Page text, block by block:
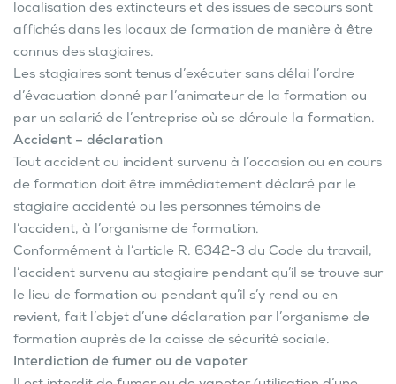
localisation des extincteurs et des issues de secours sont
affichés dans les locaux de formation de manière à être
connus des stagiaires.
Les stagiaires sont tenus d’exécuter sans délai l’ordre
d’évacuation donné par l’animateur de la formation ou
par un salarié de l’entreprise où se déroule la formation.
Accident – déclaration
Tout accident ou incident survenu à l’occasion ou en cours
de formation doit être immédiatement déclaré par le
stagiaire accidenté ou les personnes témoins de
l’accident, à l’organisme de formation.
Conformément à l’article R. 6342-3 du Code du travail,
l’accident survenu au stagiaire pendant qu’il se trouve sur
le lieu de formation ou pendant qu’il s’y rend ou en
revient, fait l’objet d’une déclaration par l’organisme de
formation auprès de la caisse de sécurité sociale.
Interdiction de fumer ou de vapoter